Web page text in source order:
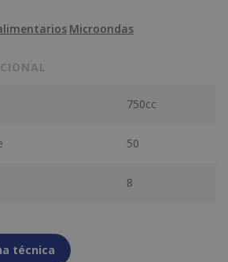
Microondas
750cc
50
8
técnica